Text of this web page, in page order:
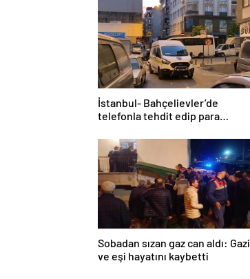
İstanbul- Bahçelievler’de
telefonla tehdit edip para
yerini kurşunladılar
Sobadan sızan gaz can aldı: Gazi
ve eşi hayatını kaybetti